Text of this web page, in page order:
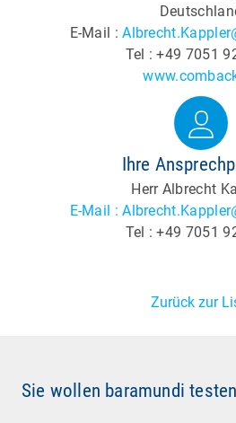
E-Mail :
Tel : +49 7051
Ihre
Herr Albrecht
E-Mail :
Tel : +49 7051
Zurück zur
Sie wollen baramundi